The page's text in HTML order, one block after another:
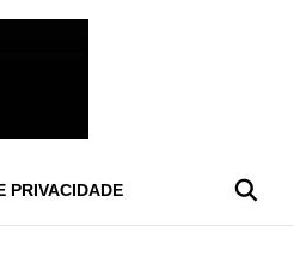
PRIVACIDADE